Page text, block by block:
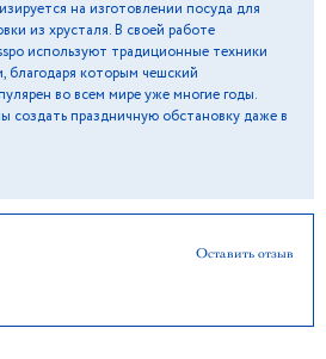
на изготовлении посуда для
из хрусталя. В своей работе
используют традиционные техники
благодаря которым чешский
во всем мире уже многие годы.
создать праздничную обстановку даже в
Оставить отзыв